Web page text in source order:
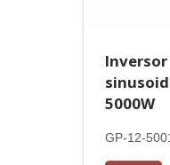
5000W
GP-12-